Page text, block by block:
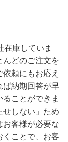
在庫していま
んどのご注文を
頼にもお応え
ば納期回答が早
ことができま
せしない」ため
お客様が必要な
くことで、お客